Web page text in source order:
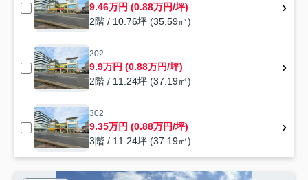
9.46万円 (0.88万円/坪)
2階 / 10.76坪 (35.59㎡)
202
9.9万円 (0.88万円/坪)
2階 / 11.24坪 (37.19㎡)
302
9.35万円 (0.88万円/坪)
3階 / 11.24坪 (37.19㎡)